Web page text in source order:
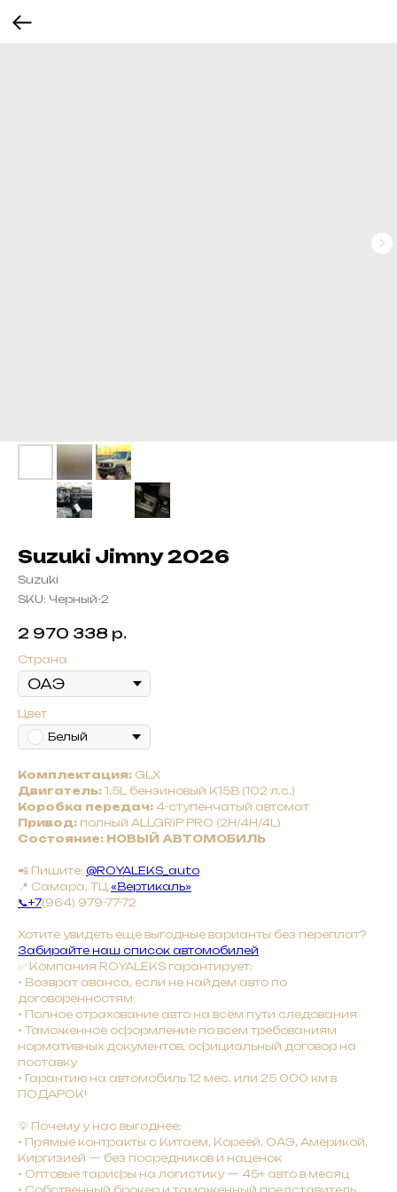
Suzuki Jimny 2026
Suzuki
SKU: Черный-2
2 970 338 р.
Страна
Цвет
Белый
Комплектация: GLX
Двигатель: 1.5L бензиновый K15B (102 л.с.)
Коробка передач: 4-ступенчатый автомат
Привод: полный ALLGRIP PRO (2H/4H/4L)
Состояние: НОВЫЙ АВТОМОБИЛЬ
📲 Пишите: @ROYALEKS_auto
📍 Самара, ТЦ «Вертикаль»
📞+7(964) 979-77-72
Хотите увидеть ещё выгодные варианты без переплат?
Забирайте наш список автомобилей
✅ Компания ROYALEKS гарантирует:
• Bозврат авaнca, ecли нe нaйдeм авто по
договоренностям;
• Полное страхование авто на всём пути следования
• Таможенное оформление по всем требованиям
нормативных документов, официальный договор на
поставку
• Гарантию на автомобиль 12 мес. или 25 000 км в
ПОДАРОК!
💡 Почему у нас выгоднее:
• Прямые контракты с Китаем, Кореей, ОАЭ, Америкой,
Киргизией — без посредников и наценок
• Оптовые тарифы на логистику — 45+ авто в месяц